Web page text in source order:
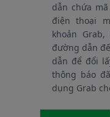
dẫn chứa
điện thoại
khoản
đường dẫn
dẫn để đổi
thông báo
dụng Grab